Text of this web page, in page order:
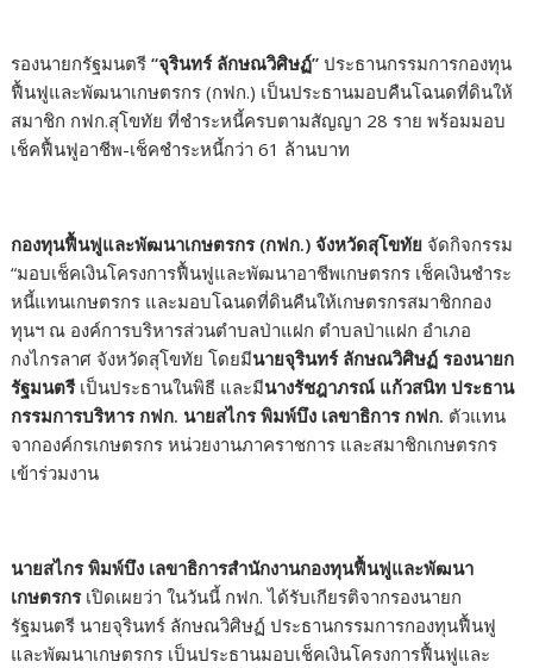
รองนายกรัฐมนตรี“จุรินทร์ ลักษณวิศิษฏ์” ประธานกรรมการกองทุน
ฟื้นฟูและพัฒนาเกษตรกร (กฟก.) เป็นประธานมอบคืนโฉนดที่ดินให้
สมาชิก กฟก.สุโขทัย ที่ชำระหนี้ครบตามสัญญา 28 ราย พร้อมมอบ
เช็คฟื้นฟูอาชีพ-เช็คชำระหนี้กว่า 61 ล้านบาท
กองทุนฟื้นฟูและพัฒนาเกษตรกร (กฟก.) จังหวัดสุโขทัย จัดกิจกรรม
“มอบเช็คเงินโครงการฟื้นฟูและพัฒนาอาชีพเกษตรกร เช็คเงินชำระ
หนี้แทนเกษตรกร และมอบโฉนดที่ดินคืนให้เกษตรกรสมาชิกกอง
ทุนฯ ณ องค์การบริหารส่วนตำบลป่าแฝก ตำบลป่าแฝก อำเภอ
กงไกรลาศ จังหวัดสุโขทัย โดยมีนายจุรินทร์ ลักษณวิศิษฏ์ รองนายก
รัฐมนตรีเป็นประธานในพิธี และมีนางรัชฎาภรณ์ แก้วสนิท ประธาน
กรรมการบริหาร กฟก. นายสไกร พิมพ์บึง เลขาธิการ กฟก. ตัวแทน
จากองค์กรเกษตรกร หน่วยงานภาคราชการ และสมาชิกเกษตรกร
เข้าร่วมงาน
นายสไกร พิมพ์บึง เลขาธิการสำนักงานกองทุนฟื้นฟูและพัฒนา
เกษตรกรเปิดเผยว่า ในวันนี้ กฟก. ได้รับเกียรติจากรองนายก
รัฐมนตรี นายจุรินทร์ ลักษณวิศิษฏ์ ประธานกรรมการกองทุนฟื้นฟู
และพัฒนาเกษตรกร เป็นประธานมอบเช็คเงินโครงการฟื้นฟูและ